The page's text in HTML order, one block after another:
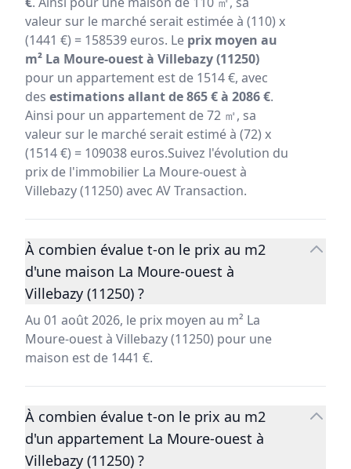
valeur sur le marché serait estimée à (110) x
(1441 €) = 158539 euros. Le prix moyen au
m² La Moure-ouest à Villebazy (11250)
pour un appartement est de 1514 €, avec
des estimations allant de 865 € à 2086 €.
Ainsi pour un appartement de 72 ㎡, sa
valeur sur le marché serait estimé à (72) x
(1514 €) = 109038 euros.Suivez l'évolution du
prix de l'immobilier La Moure-ouest à
Villebazy (11250) avec AV Transaction.
À combien évalue t-on le prix au m2
d'une maison La Moure-ouest à
Villebazy (11250) ?
Au 01 août 2026, le prix moyen au m² La
Moure-ouest à Villebazy (11250) pour une
maison est de 1441 €.
À combien évalue t-on le prix au m2
d'un appartement La Moure-ouest à
Villebazy (11250) ?